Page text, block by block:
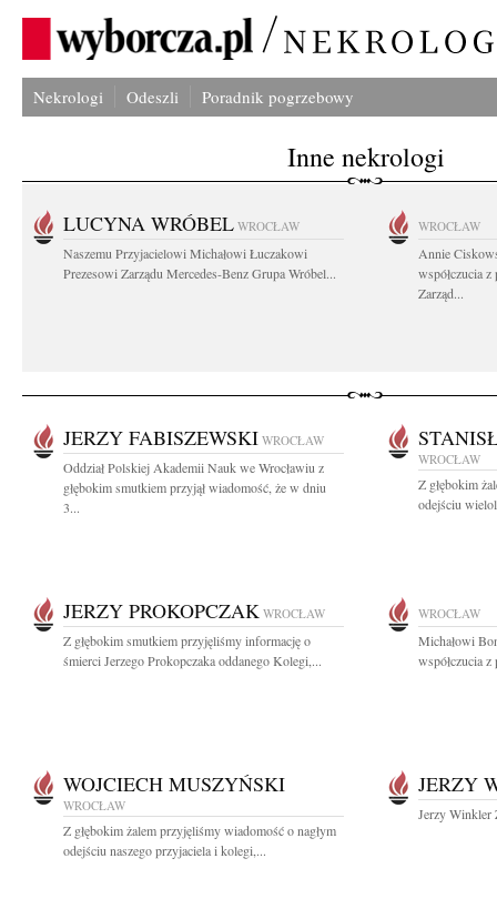
Nekrologi Odeszli Poradnik pogrzebowy
Inne nekrologi
LUCYNA WRÓBEL WROCŁAW
Naszemu Przyjacielowi Michałowi Łuczakowi
Prezesowi Zarządu Mercedes-Benz Grupa Wróbel...
WROCŁAW
Annie
współczucia
Zarząd...
JERZY FABISZEWSKI WROCŁAW
Oddział Polskiej Akademii Nauk we Wrocławiu z
głębokim smutkiem przyjął wiadomość, że w dniu
3...
WROCŁAW
Z głębokim
odejściu
JERZY PROKOPCZAK WROCŁAW
Z głębokim smutkiem przyjęliśmy informację o
śmierci Jerzego Prokopczaka oddanego Kolegi,...
WROCŁAW
Michałowi
współczucia
WOJCIECH MUSZYŃSKI
WROCŁAW
Z głębokim żalem przyjęliśmy wiadomość o nagłym
odejściu naszego przyjaciela i kolegi,...
JERZY
Jerzy Winkler